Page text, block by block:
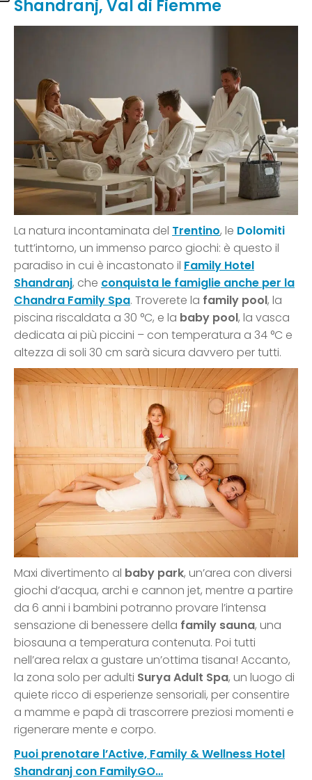
Shandranj, Val di Fiemme
La natura incontaminata del Trentino, le Dolomiti
tutt’intorno, un immenso parco giochi: è questo il
paradiso in cui è incastonato il Family Hotel
Shandranj, che conquista le famiglie anche per la
Chandra Family Spa. Troverete la family pool, la
piscina riscaldata a 30 °C, e la baby pool, la vasca
dedicata ai più piccini – con temperatura a 34 °C e
altezza di soli 30 cm sarà sicura davvero per tutti.
Maxi divertimento al baby park, un’area con diversi
giochi d’acqua, archi e cannon jet, mentre a partire
da 6 anni i bambini potranno provare l’intensa
sensazione di benessere della family sauna, una
biosauna a temperatura contenuta. Poi tutti
nell’area relax a gustare un’ottima tisana! Accanto,
la zona solo per adulti Surya Adult Spa, un luogo di
quiete ricco di esperienze sensoriali, per consentire
a mamme e papà di trascorrere preziosi momenti e
rigenerare mente e corpo.
Puoi prenotare l’Active, Family & Wellness Hotel
Shandranj con FamilyGO…